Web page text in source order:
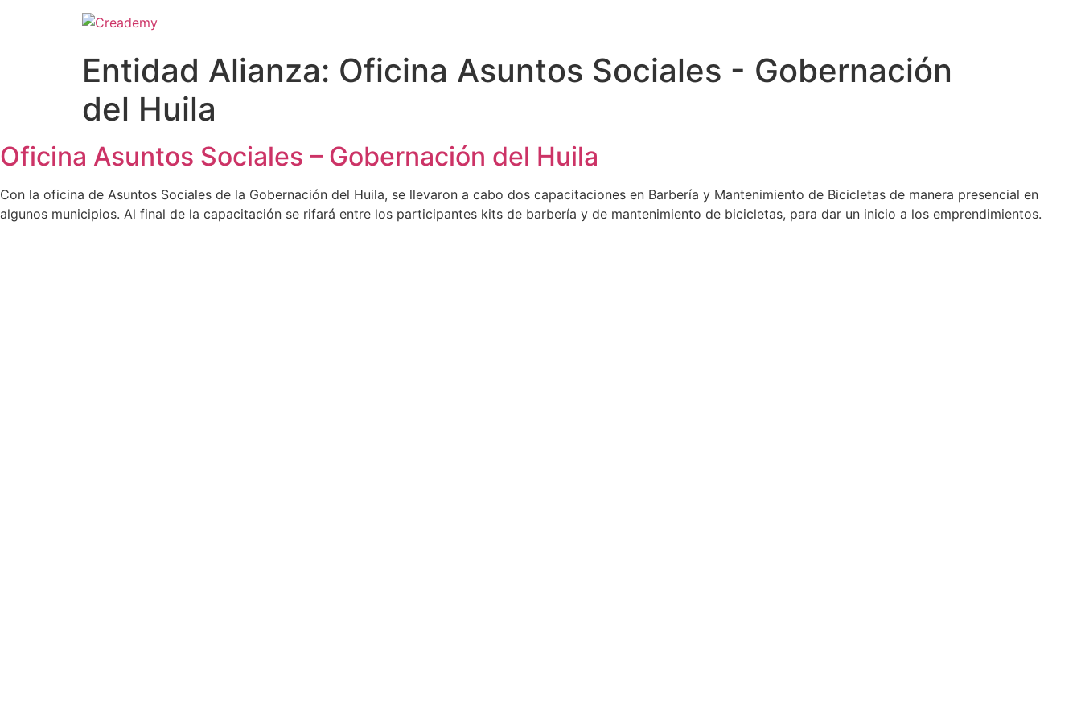
Entidad Alianza: Oficina Asuntos Sociales - Gobernación
del Huila
Oficina Asuntos Sociales – Gobernación del Huila
Con la oficina de Asuntos Sociales de la Gobernación del Huila, se llevaron a cabo dos capacitaciones en Barbería y Mantenimiento de Bicicletas de manera presencial en
algunos municipios. Al final de la capacitación se rifará entre los participantes kits de barbería y de mantenimiento de bicicletas, para dar un inicio a los emprendimientos.